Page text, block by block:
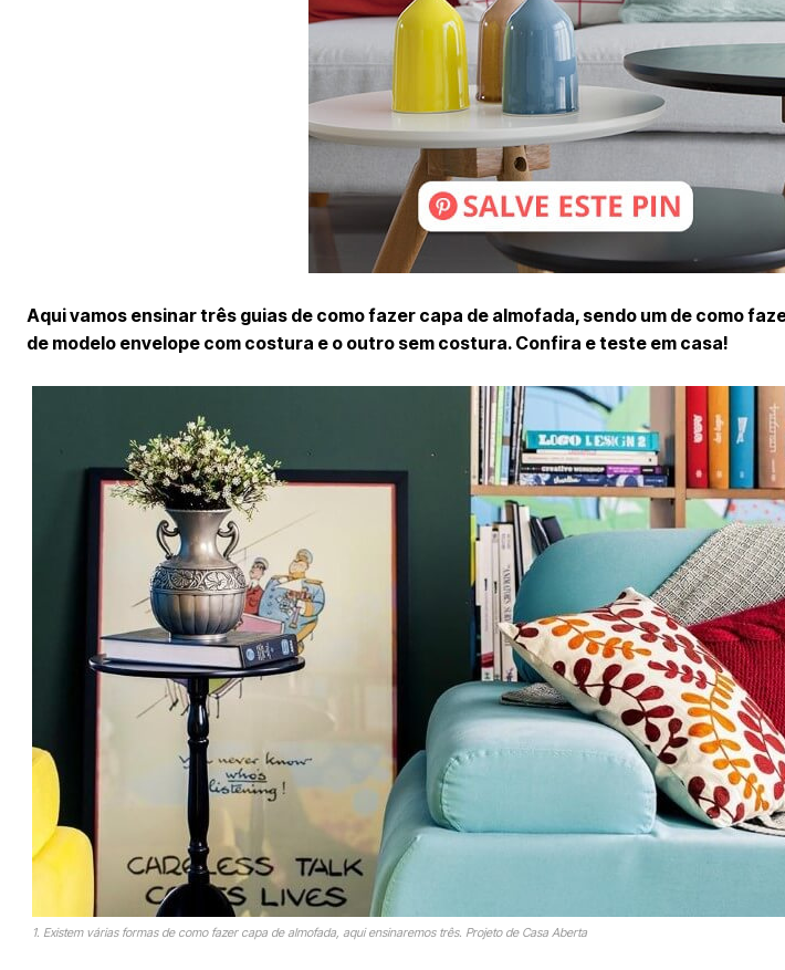
Aqui vamos ensinar três guias de como fazer capa de almofada, sendo um de como
de modelo envelope com costura e o outro sem costura. Confira e teste em casa!
1. Existem várias formas de como fazer capa de almofada, aqui ensinaremos três. Projeto de Casa Aberta